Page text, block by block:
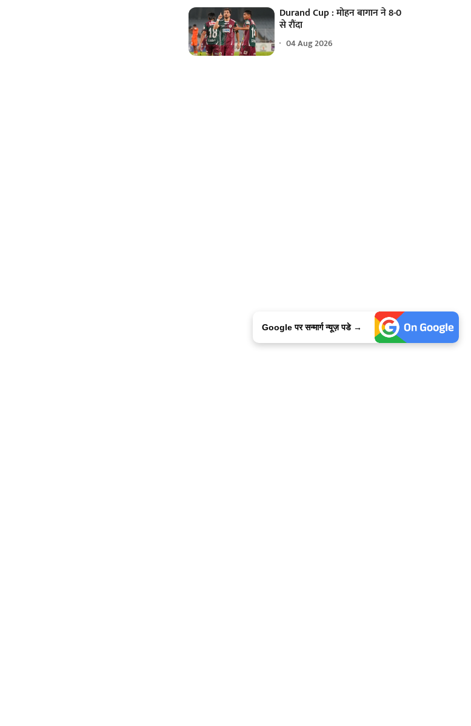
Durand Cup : मोहन बागान ने 8-0
से रौंदा
04 Aug 2026
Google पर सन्मार्ग न्यूज़ पडे →